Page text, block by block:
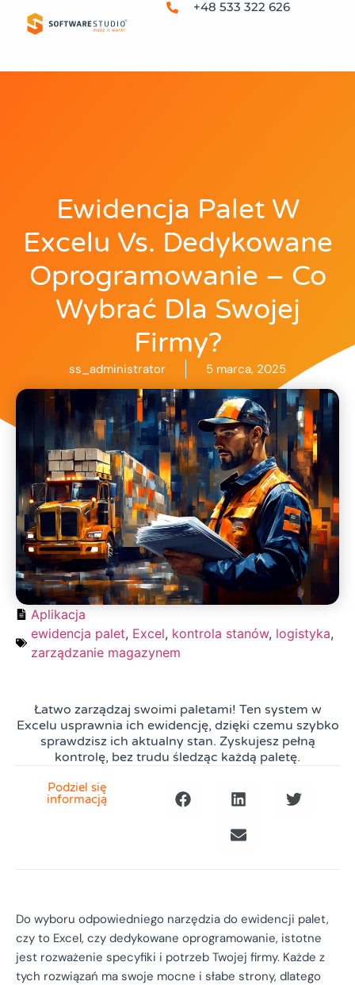
+48 533 322 626
Ewidencja Palet W
Excelu Vs. Dedykowane
Oprogramowanie – Co
Wybrać Dla Swojej
Firmy?
ss_administrator 5 marca, 2025
Aplikacja
ewidencja palet, Excel, kontrola stanów, logistyka,
zarządzanie magazynem
Łatwo zarządzaj swoimi paletami! Ten system w
Excelu usprawnia ich ewidencję, dzięki czemu szybko
sprawdzisz ich aktualny stan. Zyskujesz pełną
kontrolę, bez trudu śledząc każdą paletę.
Podziel się
informacją
Do wyboru odpowiedniego narzędzia do ewidencji palet,
czy to Excel, czy dedykowane oprogramowanie, istotne
jest rozważenie specyfiki i potrzeb Twojej firmy. Każde z
tych rozwiązań ma swoje mocne i słabe strony, dlatego